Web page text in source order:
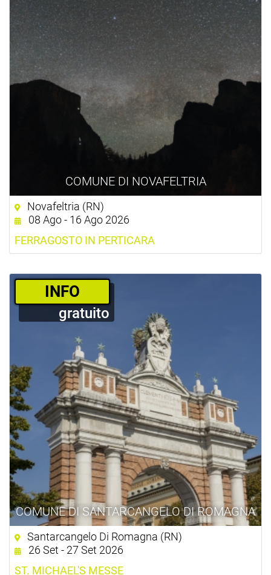
COMUNE DI NOVAFELTRIA
Novafeltria (RN)
08 Ago - 16 Ago 2026
FERRAGOSTO IN PERTICARA
COMUNE DI SANTARCANGELO DI ROMAGNA
­INFO
gratuito
Santarcangelo Di Romagna (RN)
26 Set - 27 Set 2026
ST. MICHAEL'S MESSE